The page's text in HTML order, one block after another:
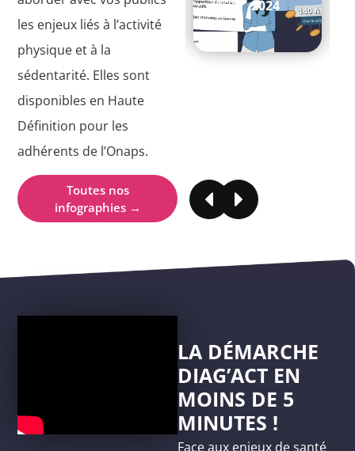
les enjeux liés à l’activité
physique et à la
sédentarité. Elles sont
disponibles en Haute
Définition pour les
adhérents de l’Onaps.
Toutes nos
infographies →
2024 2024
LA DÉMARCHE
DIAG’ACT EN
MOINS DE 5
MINUTES !
Face aux enjeux de santé